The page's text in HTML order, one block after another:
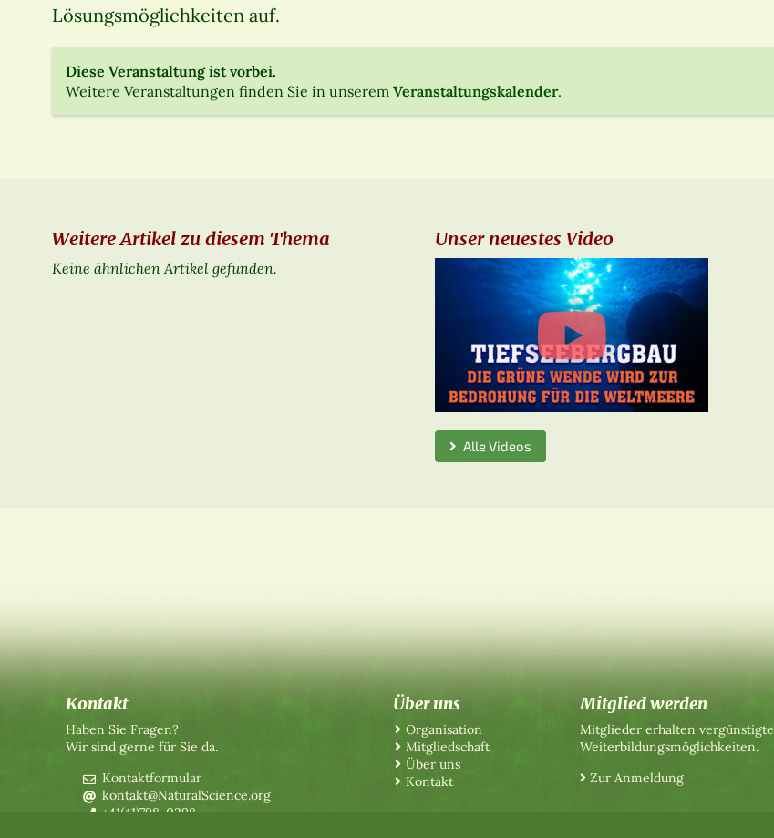
Lösungsmöglichkeiten auf.
Diese Veranstaltung ist vorbei.
Weitere Veranstaltungen finden Sie in unserem Veranstaltungskalender.
Weitere Artikel zu diesem Thema
Keine ähnlichen Artikel gefunden.
Unser neuestes Video
Alle Videos
Kontakt
Haben Sie Fragen?
Wir sind gerne für Sie da.
Kontaktformular
kontakt@NaturalScience.org
+41(41)798-0398
Über uns
Organisation
Mitgliedschaft
Über uns
Kontakt
Mitglied werden
Mitglieder erhalten vergünstigte
Weiterbildungsmöglichkeiten.
Zur Anmeldung